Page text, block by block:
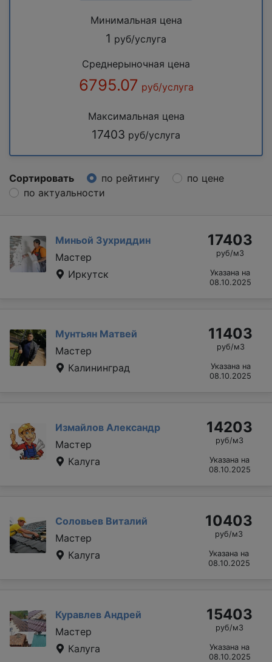
Минимальная цена
1 руб/услуга
Среднерыночная цена
6795.07 руб/услуга
Максимальная цена
17403 руб/услуга
Сортировать по рейтингу
по цене
по актуальности
Миньой Зухриддин
Мастер
Иркутск
17403
руб/м3
Указана на
08.10.2025
Мунтьян Матвей
Мастер
Калининград
11403
руб/м3
Указана на
08.10.2025
Измайлов Александр
Мастер
Калуга
14203
руб/м3
Указана на
08.10.2025
Соловьев Виталий
Мастер
Калуга
10403
руб/м3
Указана на
08.10.2025
Куравлев Андрей
Мастер
Калуга
15403
руб/м3
Указана на
08.10.2025